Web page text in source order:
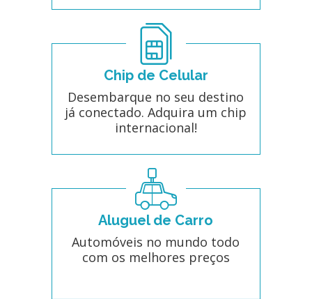
Chip de Celular
Desembarque no seu destino
já conectado. Adquira um chip
internacional!
Aluguel de Carro
Automóveis no mundo todo
com os melhores preços